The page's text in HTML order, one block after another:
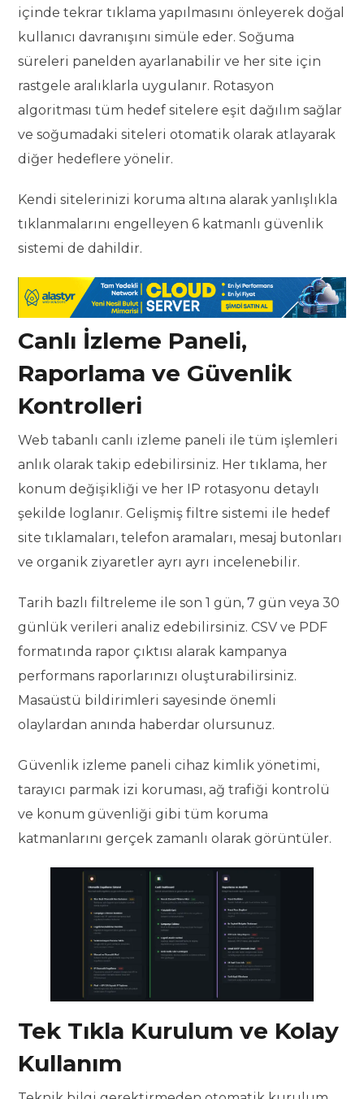
içinde tekrar tıklama yapılmasını önleyerek doğal
kullanıcı davranışını simüle eder. Soğuma
süreleri panelden ayarlanabilir ve her site için
rastgele aralıklarla uygulanır. Rotasyon
algoritması tüm hedef sitelere eşit dağılım sağlar
ve soğumadaki siteleri otomatik olarak atlayarak
diğer hedeflere yönelir.
Kendi sitelerinizi koruma altına alarak yanlışlıkla
tıklanmalarını engelleyen 6 katmanlı güvenlik
sistemi de dahildir.
Canlı İzleme Paneli,
Raporlama ve Güvenlik
Kontrolleri
Web tabanlı canlı izleme paneli ile tüm işlemleri
anlık olarak takip edebilirsiniz. Her tıklama, her
konum değişikliği ve her IP rotasyonu detaylı
şekilde loglanır. Gelişmiş filtre sistemi ile hedef
site tıklamaları, telefon aramaları, mesaj butonları
ve organik ziyaretler ayrı ayrı incelenebilir.
Tarih bazlı filtreleme ile son 1 gün, 7 gün veya 30
günlük verileri analiz edebilirsiniz. CSV ve PDF
formatında rapor çıktısı alarak kampanya
performans raporlarınızı oluşturabilirsiniz.
Masaüstü bildirimleri sayesinde önemli
olaylardan anında haberdar olursunuz.
Güvenlik izleme paneli cihaz kimlik yönetimi,
tarayıcı parmak izi koruması, ağ trafiği kontrolü
ve konum güvenliği gibi tüm koruma
katmanlarını gerçek zamanlı olarak görüntüler.
Tek Tıkla Kurulum ve Kolay
Kullanım